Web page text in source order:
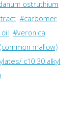
ostruthium
#carbomer
#veronica
mallow)
c10 30 alkyl